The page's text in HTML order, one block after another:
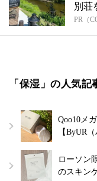
別荘
PR（
「保湿」の人気記
Qoo10メ
【ByUR
ローソン
のスキン